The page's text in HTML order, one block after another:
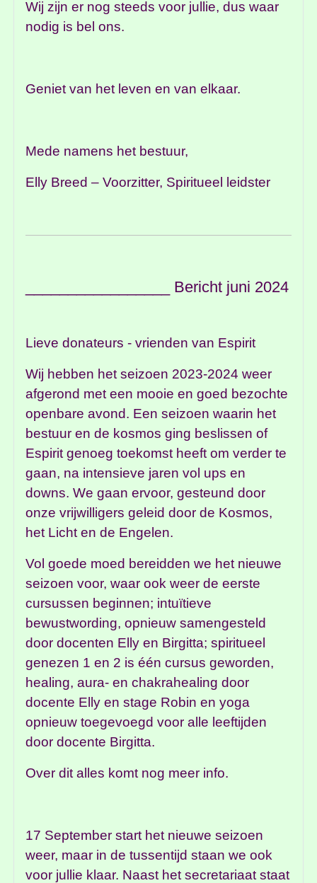
Wij zijn er nog steeds voor jullie, dus waar
nodig is bel ons.
Geniet van het leven en van elkaar.
Mede namens het bestuur,
Elly Breed – Voorzitter, Spiritueel leidster
_________________ Bericht juni 2024
Lieve donateurs - vrienden van Espirit
Wij hebben het seizoen 2023-2024 weer
afgerond met een mooie en goed bezochte
openbare avond. Een seizoen waarin het
bestuur en de kosmos ging beslissen of
Espirit genoeg toekomst heeft om verder te
gaan, na intensieve jaren vol ups en
downs. We gaan ervoor, gesteund door
onze vrijwilligers geleid door de Kosmos,
het Licht en de Engelen.
Vol goede moed bereidden we het nieuwe
seizoen voor, waar ook weer de eerste
cursussen beginnen; intuïtieve
bewustwording, opnieuw samengesteld
door docenten Elly en Birgitta; spiritueel
genezen 1 en 2 is één cursus geworden,
healing, aura- en chakrahealing door
docente Elly en stage Robin en yoga
opnieuw toegevoegd voor alle leeftijden
door docente Birgitta.
Over dit alles komt nog meer info.
17 September start het nieuwe seizoen
weer, maar in de tussentijd staan we ook
voor jullie klaar. Naast het secretariaat staat